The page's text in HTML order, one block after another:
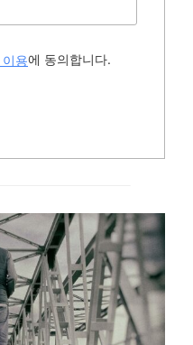
용에 동의합니다.